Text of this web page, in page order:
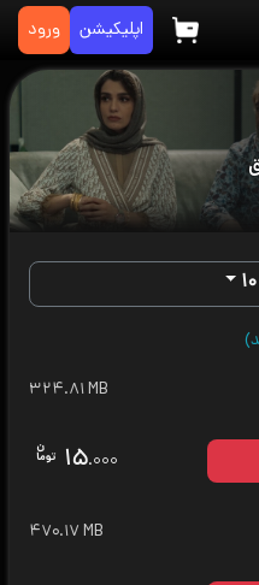
اپلیکیشن ورود
۳۲۴.۸۱ MB
۱۵.۰۰۰
۴۷۰.۱۷ MB